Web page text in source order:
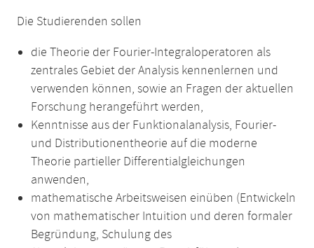
Die Studierenden sollen
die Theorie der Fourier-Integraloperatoren als
zentrales Gebiet der Analysis kennenlernen und
verwenden können, sowie an Fragen der aktuellen
Forschung herangeführt werden,
Kenntnisse aus der Funktionalanalysis, Fourier-
und Distributionentheorie auf die moderne
Theorie partieller Differentialgleichungen
anwenden,
mathematische Arbeitsweisen einüben (Entwickeln
von mathematischer Intuition und deren formaler
Begründung, Schulung des